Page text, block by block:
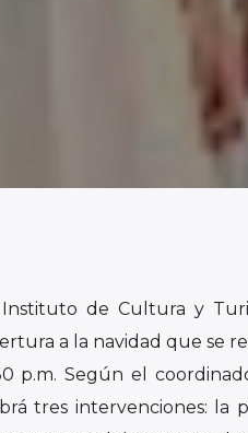
Instituto de Cultura y
a la navidad que se
p.m. Según el
tres intervenciones: la